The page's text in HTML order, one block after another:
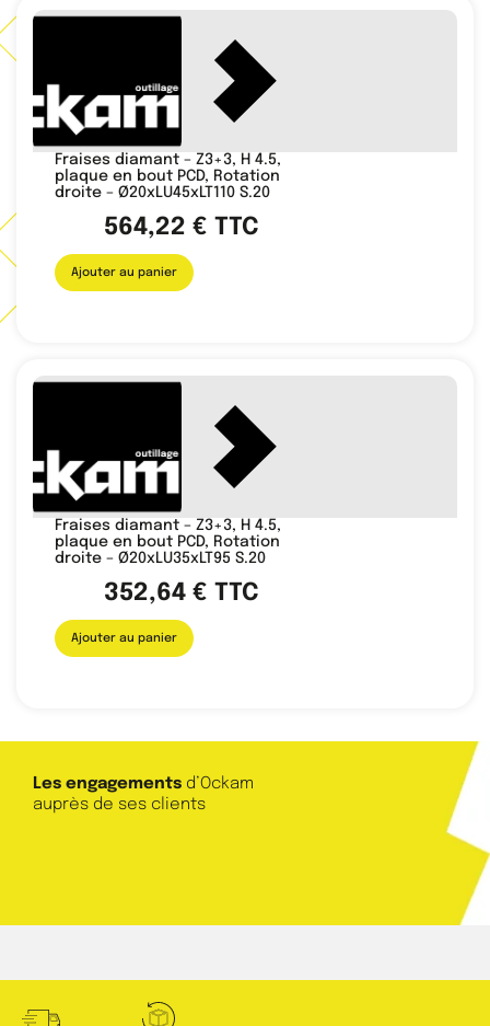
Fraises diamant – Z3+3, H 4.5,
plaque en bout PCD, Rotation
droite – Ø20xLU45xLT110 S.20
564,22€ TTC
Ajouter au panier
Fraises diamant – Z3+3, H 4.5,
plaque en bout PCD, Rotation
droite – Ø20xLU35xLT95 S.20
352,64€ TTC
Ajouter au panier
Les engagements d’Ockam
auprès de ses clients